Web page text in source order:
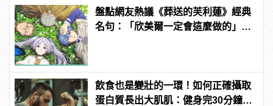
盤點網友熱議《葬送的芙利蓮》經典
名句：「欣美爾一定會這麼做的」超
飲食也是變壯的一環！如何正確攝取
蛋白質長出大肌肌：健身完30分鐘是